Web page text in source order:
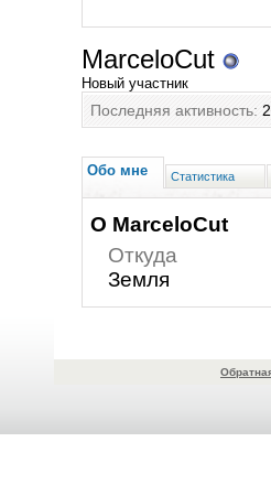
MarceloCut
Новый участник
Последняя активность:
Обо мне Статистика
О MarceloCut
Откуда
Земля